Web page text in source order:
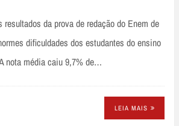
resultados da prova de redação do Enem de
dificuldades dos estudantes do ensino
nota média caiu 9,7% de…
LEIA MAIS